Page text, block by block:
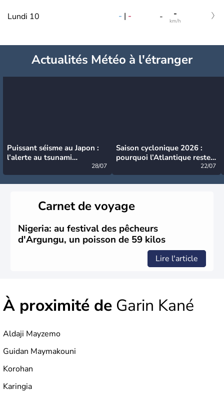
Lundi 10 - | - - -
km/h
Actualités Météo à l'étranger
Puissant séisme au Japon :
l’alerte au tsunami
28/07
Saison cyclonique 2026 :
pourquoi l’Atlantique reste
22/07
Carnet de voyage
Nigeria: au festival des pêcheurs
d'Argungu, un poisson de 59 kilos
Lire l'article
À proximité de Garin Kané
Aldaji Mayzemo
Guidan Maymakouni
Korohan
Karingia